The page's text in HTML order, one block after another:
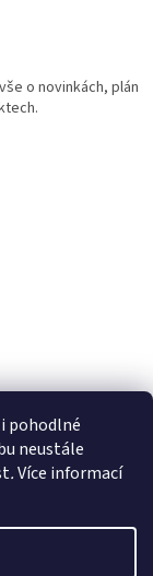
pohodlné
neustále
.Více informací
o novinkách, plán